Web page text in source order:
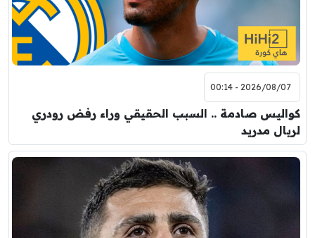
2026/08/07 - 00:14
كواليس صادمة .. السبب الحقيقي وراء رفض رودري
لريال مدريد